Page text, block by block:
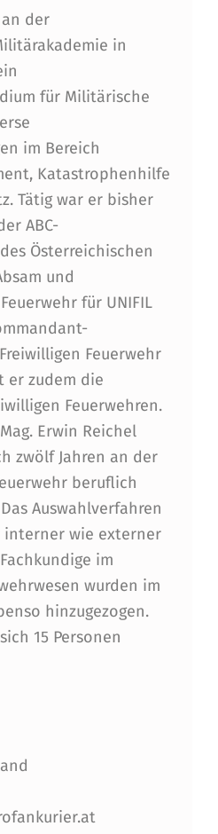
der
in
für Militärische
im Bereich
Katastrophenhilfe
Tätig war er bisher
ABC-
Österreichischen
und
für UNIFIL
Feuerwehr
er zudem die
Feuerwehren.
Erwin Reichel
zwölf Jahren an der
beruflich
Auswahlverfahren
wie externer
im
wurden im
hinzugezogen.
15 Personen